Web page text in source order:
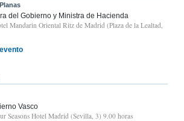
del Gobierno y Ministra de Hacienda
Mandarin Oriental Ritz de Madrid (Plaza de la Lealtad,
Vasco
Seasons Hotel Madrid (Sevilla, 3) 9.00 horas